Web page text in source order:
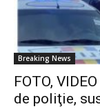
Breaking News
FOTO,
de poliţie,